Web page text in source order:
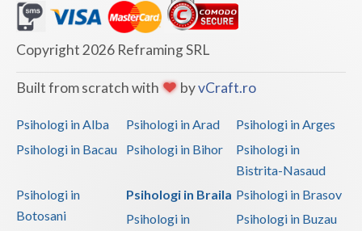
Copyright 2026 Reframing SRL
Built from scratch with byvCraft.ro
Psihologi in Alba Psihologi in Arad
Psihologi in Arges
Psihologi in Bacau
Psihologi in Bihor
Psihologi in
Bistrita-Nasaud
Psihologi in
Botosani
Psihologi in Braila Psihologi in Brasov
Psihologi in
Psihologi in Buzau